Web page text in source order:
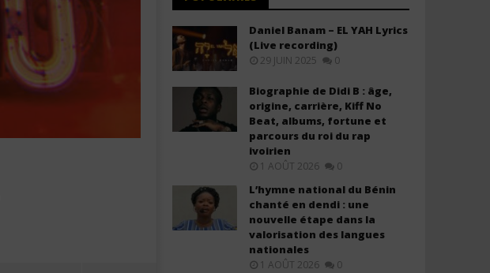
Daniel Banam – EL YAH Lyrics
(Live recording)
29 JUIN 2025 0
Biographie de Didi B : âge,
origine, carrière, Kiff No
Beat, albums, fortune et
parcours du roi du rap
ivoirien
1 AOÛT 2026 0
L’hymne national du Bénin
chanté en dendi : une
nouvelle étape dans la
valorisation des langues
nationales
1 AOÛT 2026 0